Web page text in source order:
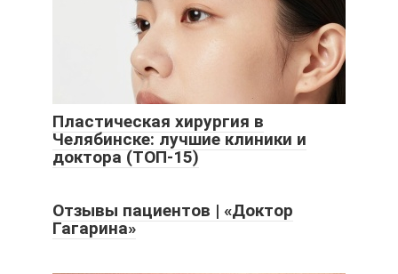
Пластическая хирургия в
Челябинске: лучшие клиники и
доктора (ТОП-15)
Отзывы пациентов | «Доктор
Гагарина»